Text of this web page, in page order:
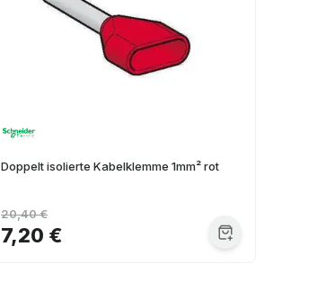
Doppelt isolierte Kabelklemme 1mm² rot
7,20 €
20,40 €